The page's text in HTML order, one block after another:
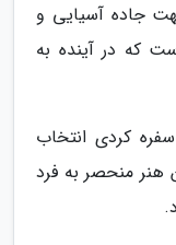
جاده آسیایی و
که در آینده به
کردی انتخاب
منحصر به فرد